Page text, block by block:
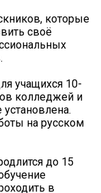
которые
своё
учащихся 10-
колледжей и
установлена.
на русском
до 15
в